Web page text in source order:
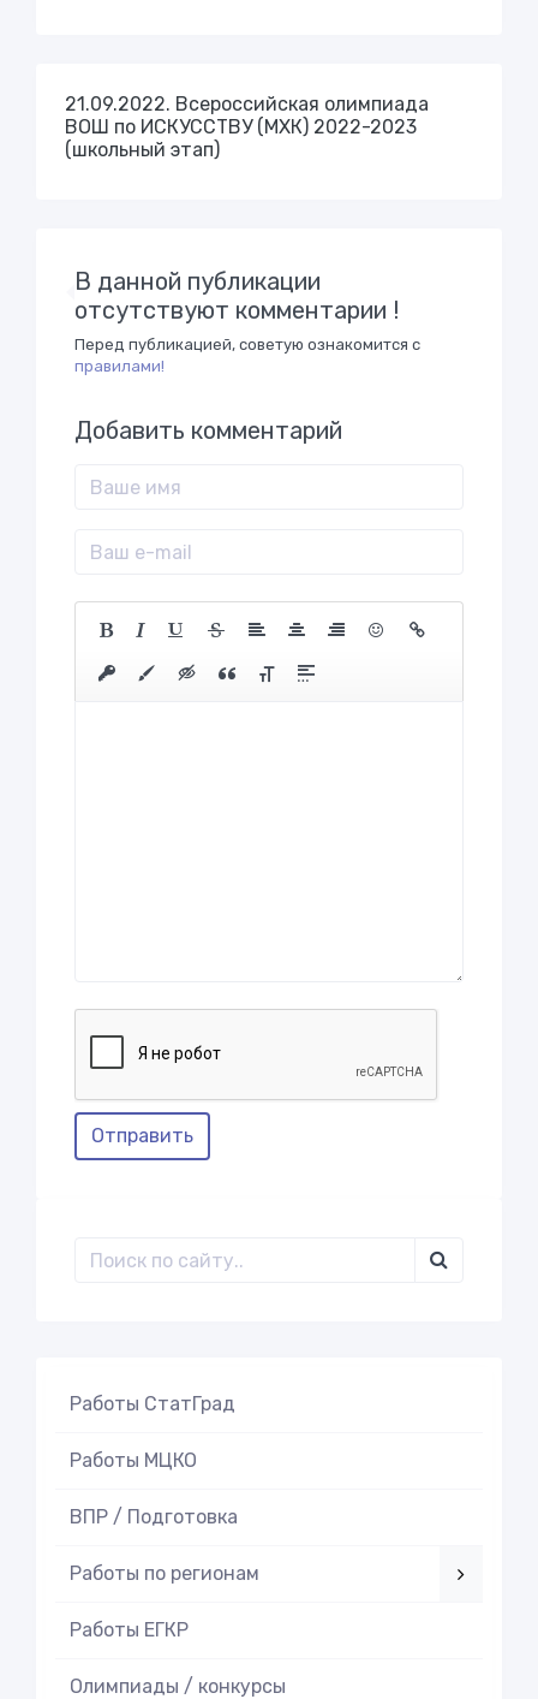
21.09.2022. Всероссийская олимпиада
ВОШ по ИСКУССТВУ (МХК) 2022-2023
(школьный этап)
В данной публикации
отсутствуют комментарии !
Перед публикацией, советую ознакомится с
правилами!
Добавить комментарий
Отправить
Работы СтатГрад
Работы МЦКО
ВПР / Подготовка
Работы по регионам
Работы ЕГКР
Олимпиады / конкурсы